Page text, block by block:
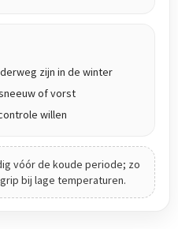
zijn in de winter
of vorst
willen
vóór de koude periode; zo
bij lage temperaturen.